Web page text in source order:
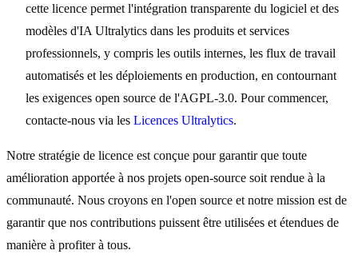
cette licence permet l'intégration transparente du logiciel et des
modèles d'IA Ultralytics dans les produits et services
professionnels, y compris les outils internes, les flux de travail
automatisés et les déploiements en production, en contournant
les exigences open source de l'AGPL-3.0. Pour commencer,
contacte-nous via les Licences Ultralytics.
Notre stratégie de licence est conçue pour garantir que toute
amélioration apportée à nos projets open-source soit rendue à la
communauté. Nous croyons en l'open source et notre mission est de
garantir que nos contributions puissent être utilisées et étendues de
manière à profiter à tous.